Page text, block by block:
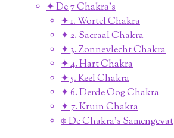
✦ De 7 Chakra's
✦ 1. Wortel Chakra
✦ 2. Sacraal Chakra
✦ 3. Zonnevlecht Chakra
✦ 4. Hart Chakra
✦ 5. Keel Chakra
✦ 6. Derde Oog Chakra
✦ 7. Kruin Chakra
⎈ De Chakra's Samengevat